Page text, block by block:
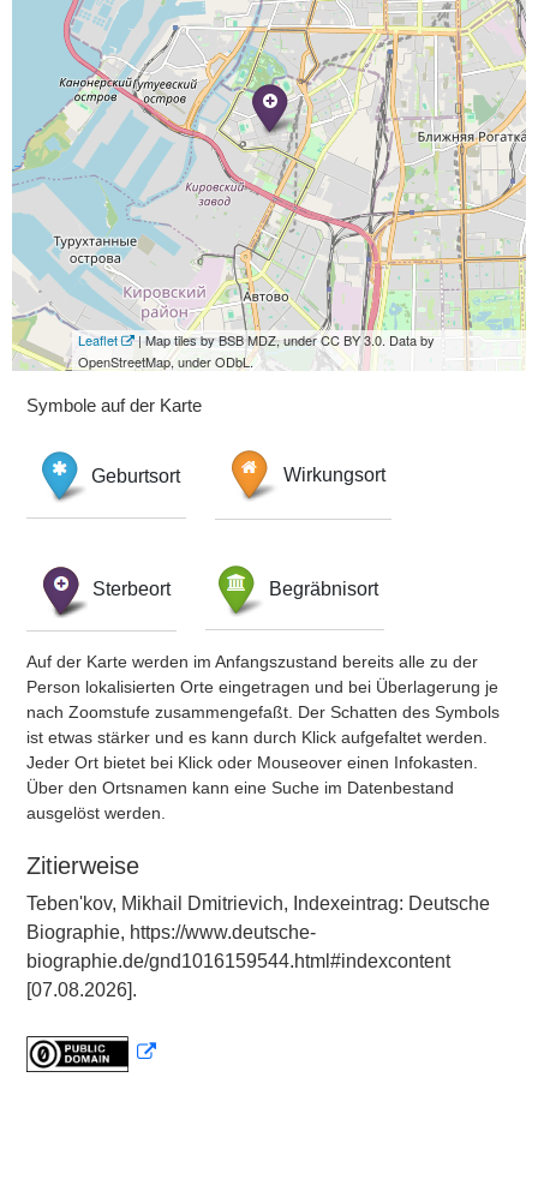
Leaflet
| Map tiles by BSB MDZ, under CC BY 3.0. Data by
OpenStreetMap, under ODbL.
Symbole auf der Karte
Geburtsort Wirkungsort
Sterbeort Begräbnisort
Auf der Karte werden im Anfangszustand bereits alle zu der
Person lokalisierten Orte eingetragen und bei Überlagerung je
nach Zoomstufe zusammengefaßt. Der Schatten des Symbols
ist etwas stärker und es kann durch Klick aufgefaltet werden.
Jeder Ort bietet bei Klick oder Mouseover einen Infokasten.
Über den Ortsnamen kann eine Suche im Datenbestand
ausgelöst werden.
Zitierweise
Tebenʹkov, Mikhail Dmitrievich, Indexeintrag: Deutsche
Biographie, https://www.deutsche-
biographie.de/gnd1016159544.html#indexcontent
[07.08.2026].